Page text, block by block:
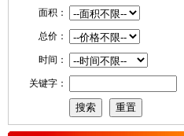
面积：
总价：
时间：
关键字：